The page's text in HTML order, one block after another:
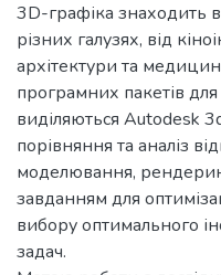
3D-графіка знаходить
різних галузях, від
архітектури та
програмних пакетів
виділяються Autodesk
порівняння та аналіз
моделювання,
завданням для
вибору оптимального
задач.